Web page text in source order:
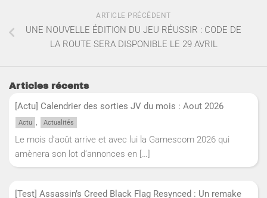
ARTICLE PRÉCÉDENT
UNE NOUVELLE ÉDITION DU JEU RÉUSSIR : CODE DE
LA ROUTE SERA DISPONIBLE LE 29 AVRIL
Articles récents
[Actu] Calendrier des sorties JV du mois : Aout 2026
Actu , Actualités
Le mois d’août arrive et avec lui la Gamescom 2026 qui
amènera son lot d’annonces en […]
[Test] Assassin’s Creed Black Flag Resynced : Un remake